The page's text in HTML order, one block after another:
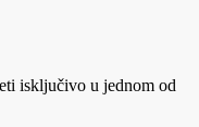
isključivo u jednom od